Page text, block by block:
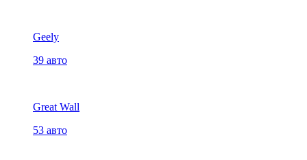
Geely
39 авто
Great Wall
53 авто